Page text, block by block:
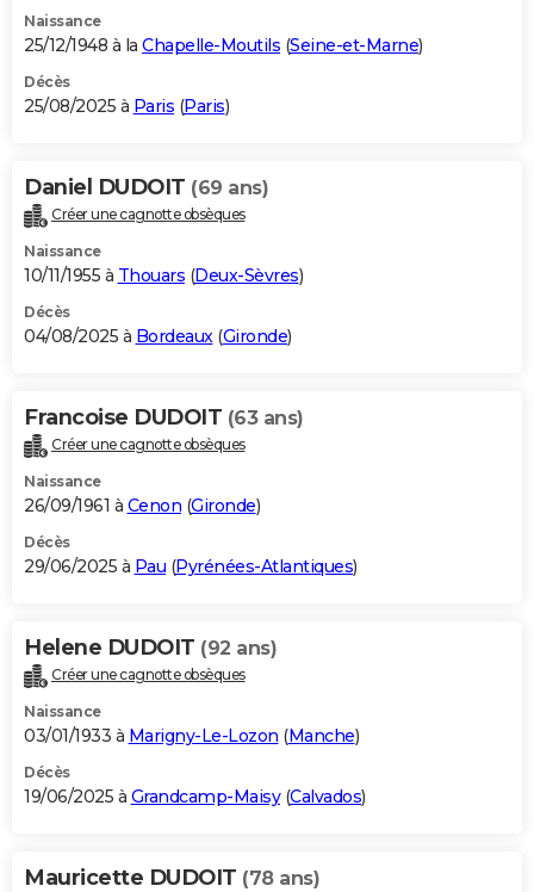
Naissance
25/12/1948 à la Chapelle-Moutils (Seine-et-Marne)
Décès
25/08/2025 à Paris (Paris)
Daniel DUDOIT (69 ans)
Créer une cagnotte obsèques
Naissance
10/11/1955 à Thouars (Deux-Sèvres)
Décès
04/08/2025 à Bordeaux(Gironde)
Francoise DUDOIT (63 ans)
Créer une cagnotte obsèques
Naissance
26/09/1961 à Cenon (Gironde)
Décès
29/06/2025 à Pau (Pyrénées-Atlantiques)
Helene DUDOIT (92 ans)
Créer une cagnotte obsèques
Naissance
03/01/1933 à Marigny-Le-Lozon (Manche)
Décès
19/06/2025 à Grandcamp-Maisy(Calvados)
Mauricette DUDOIT (78 ans)